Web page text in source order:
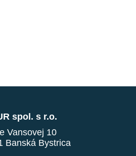
spol. s r.o.
Vansovej 10
Banská Bystrica